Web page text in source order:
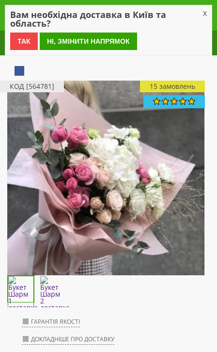
0 800 21 54 55
КОД [564781] 15 замовлень
ГАРАНТІЯ ЯКОСТІ
ДОКЛАДНІШЕ ПРО ДОСТАВКУ
Вам необхідна доставка в Київ та
область?
X
ТАК НІ, ЗМІНИТИ НАПРЯМОК